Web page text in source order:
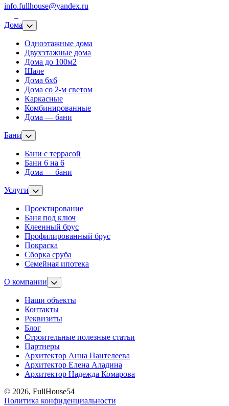
info.fullhouse@yandex.ru
Дома
Одноэтажные дома
Двухэтажные дома
Дома до 100м2
Шале
Дома 6х6
Дома со 2-м светом
Каркасные
Комбинированные
Дома — бани
Бани
Бани с террасой
Бани 6 на 6
Дома — бани
Услуги
Проектирование
Баня под ключ
Клеенный брус
Профилированный брус
Покраска
Сборка сруба
Семейная ипотека
О компании
Наши объекты
Контакты
Реквизиты
Блог
Строительные полезные статьи
Партнеры
Архитектор Анна Пантелеева
Архитектор Елена Аладина
Архитектор Надежда Комарова
© 2026, FullHouse54
Политика конфиденциальности